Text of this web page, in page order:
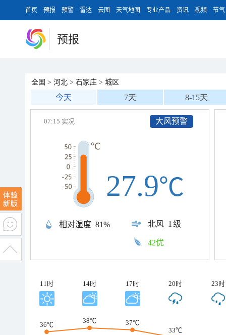
首页 预报 预警 雷达 云图 天气地图 专业产品 资讯 视频 节气
预报
全国 > 河北 > 石家庄 > 城区
今天 7天 8-15天
07:15 实况
相对湿度 81% 北风 1级
27.9℃
42优
大风预警
11时 14时 17时 20时 23时
36℃
38℃
37℃
33℃